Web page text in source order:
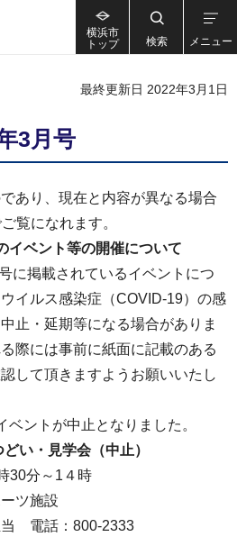
横浜市
トップ
検索 メニュー
最終更新日 2022年3月1日
3月号
あり、現在と内容が異なる場合
覧になれます。
イベント等の開催について
に掲載されているイベントにつ
イルス感染症（COVID-19）の感
止・延期等になる場合がありま
際には事前に紙面に記載のある
して頂きますようお願いいたし
ントが中止となりました。
どい・見学会 （中止）
30分～1４時
ツ施設
当 電話：800-2333